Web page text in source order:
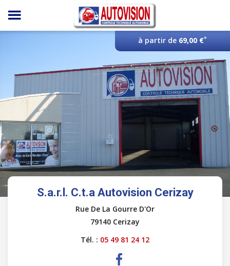
Panneau de gestion des cookies
à partir de 69,00 €*
S.a.r.l. C.t.a Autovision Cerizay
Rue De La Gourre D'Or
79140 Cerizay
Tél. : 05 49 81 24 12